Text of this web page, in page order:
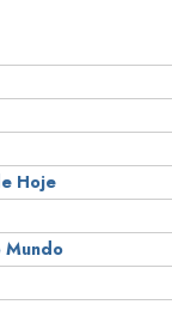
Hoje
Mundo